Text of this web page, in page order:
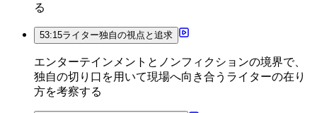
る
53:15ライター独自の視点と追求
エンターテインメントとノンフィクションの境界で、
独自の切り口を用いて現場へ向き合うライターの在り
方を考察する